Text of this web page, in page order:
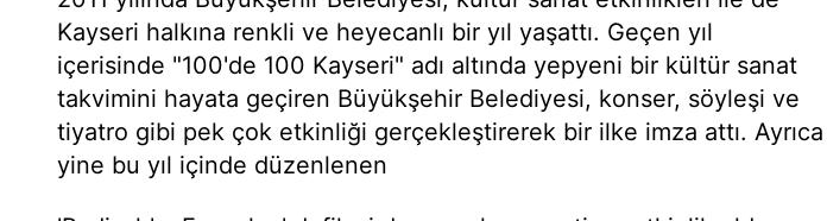
Kayseri halkına renkli ve heyecanlı bir yıl yaşattı. Geçen yıl
içerisinde "100'de 100 Kayseri" adı altında yepyeni bir kültür sanat
takvimini hayata geçiren Büyükşehir Belediyesi, konser, söyleşi ve
tiyatro gibi pek çok etkinliği gerçekleştirerek bir ilke imza attı. Ayrıca
yine bu yıl içinde düzenlenen